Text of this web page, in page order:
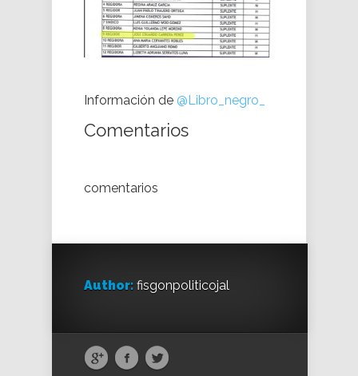
Información de @Libro_negro_
Comentarios
comentarios
Author: fisgonpoliticojal